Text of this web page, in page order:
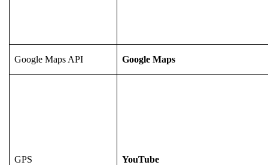
Google Maps API Google Maps
GPS YouTube